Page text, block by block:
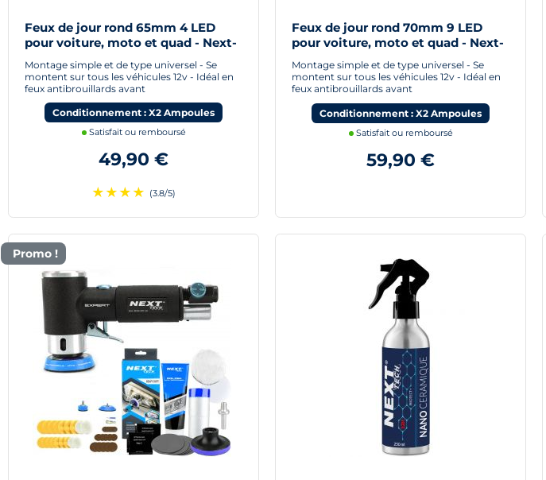
Feux de jour rond 65mm 4 LED
pour voiture, moto et quad - Next-
Tech®
Montage simple et de type universel - Se
montent sur tous les véhicules 12v - Idéal en
feux antibrouillards avant
Conditionnement : X2 Ampoules
Satisfait ou remboursé
49,90 €
★ ★ ★ ★ (3.8/5)
Feux de jour rond 70mm 9 LED
pour voiture, moto et quad - Next-
Tech®
Montage simple et de type universel - Se
montent sur tous les véhicules 12v - Idéal en
feux antibrouillards avant
Conditionnement : X2 Ampoules
Satisfait ou remboursé
59,90 €
Promo !